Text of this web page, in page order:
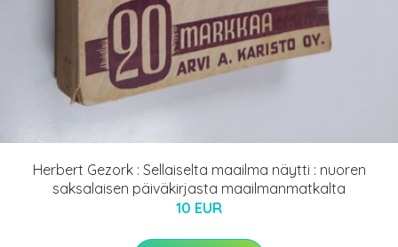
Herbert Gezork : Sellaiselta maailma näytti : nuoren
saksalaisen päiväkirjasta maailmanmatkalta
10 EUR